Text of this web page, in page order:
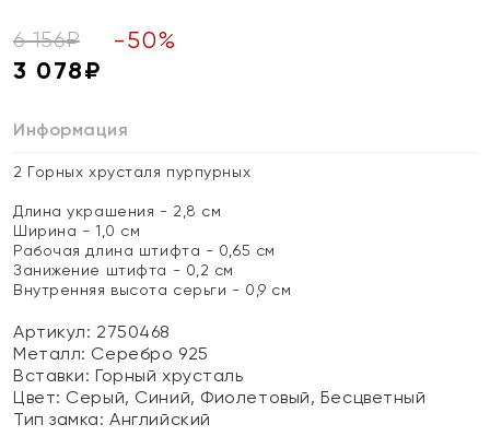
6 156₽ -50%
3 078₽
Информация
2 Горных хрусталя пурпурных
Длина украшения - 2,8 см
Ширина - 1,0 см
Рабочая длина штифта - 0,65 см
Занижение штифта - 0,2 см
Внутренняя высота серьги - 0,9 см
Артикул: 2750468
Металл: Серебро 925
Вставки:Горный хрусталь
Цвет: Серый, Синий, Фиолетовый, Бесцветный
Тип замка:Английский